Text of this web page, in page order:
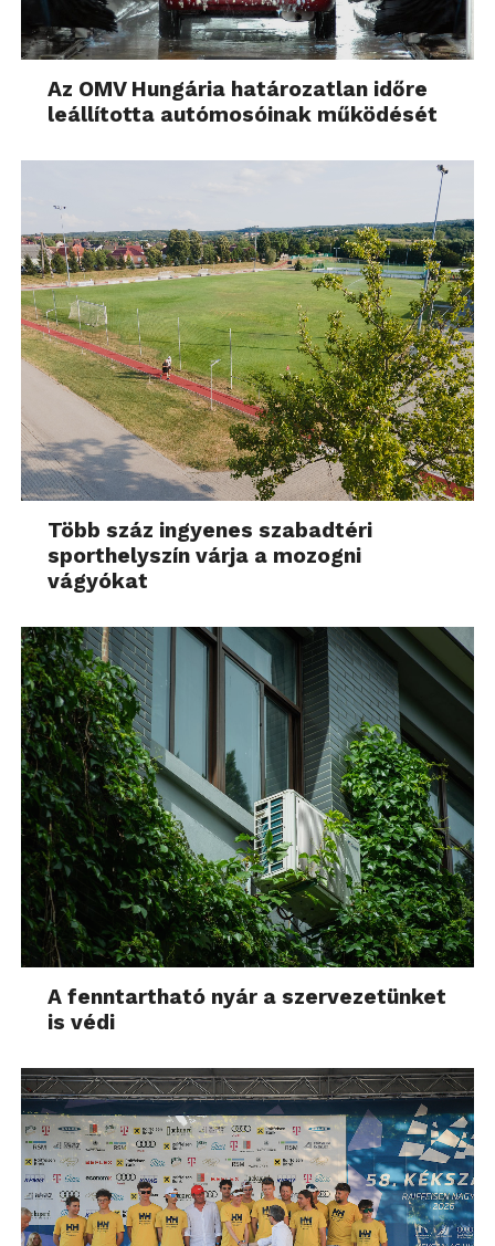
Az OMV Hungária határozatlan időre
leállította autómosóinak működését
Több száz ingyenes szabadtéri
sporthelyszín várja a mozogni
vágyókat
A fenntartható nyár a szervezetünket
is védi